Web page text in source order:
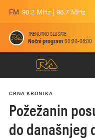
FM 90.2 MHz | 96.7 MHz
TRENUTNO SLUŠATE
Noćni program00:00-06:00
CRNA KRONIKA
Požežanin
do današnjeg